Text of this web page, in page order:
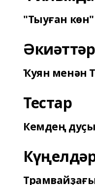
"Тыуған көн"
Әкиәттәр
Ҡуян менән
Тестар
Кемдең